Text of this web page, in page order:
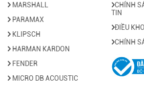
MARSHALL
PARAMAX
KLIPSCH
HARMAN KARDON
FENDER
MICRO DB ACOUSTIC
CHÍNH
TIN
ĐIỀU
CHÍNH